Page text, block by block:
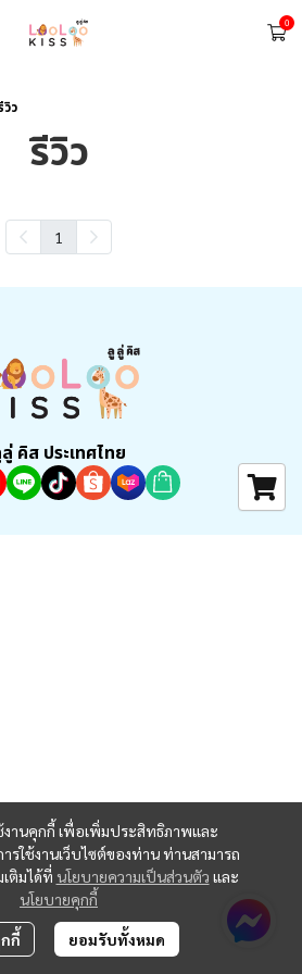
0
วิว
รีวิว
1
งานคุกกี้ เพื่อเพิ่มประสิทธิภาพและ
ใช้งานเว็บไซต์ของท่าน ท่านสามารถ
ติมได้ที่ นโยบายความเป็นส่วนตัว และ
นโยบายคุกกี้
กี้ ยอมรับทั้งหมด
คิส ประเทศไทย